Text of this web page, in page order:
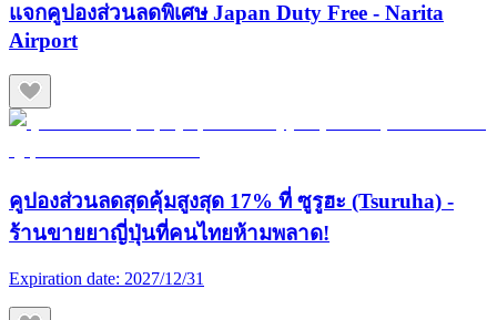
แจกคูปองส่วนลดพิเศษ Japan Duty Free - Narita
Airport
คูปองส่วนลดสุดคุ้มสูงสุด 17% ที่ ซูรูฮะ (Tsuruha) -
ร้านขายยาญี่ปุ่นที่คนไทยห้ามพลาด!
Expiration date: 2027/12/31